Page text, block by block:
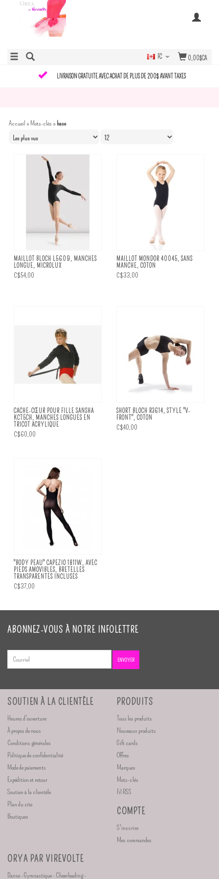
0,00$CA
FC
LIVRAISON GRATUITE AVEC ACHAT DE PLUS DE 200$ AVANT TAXES
Accueil »Mots-clés » base
MAILLOT BLOCH L5609, MANCHES
LONGUE, MICROLUX
C$54,00
MAILLOT MONDOR 40045, SANS
MANCHE, COTON
C$33,00
CACHE-CŒUR POUR FILLE SANSHA
KCT5CH, MANCHES LONGUES EN
TRICOT ACRYLIQUE
C$60,00
SHORT BLOCH R3614, STYLE "V-
FRONT", COTON
C$40,00
"BODY PEAU" CAPEZIO 1811W, AVEC
PIEDS AMOVIBLES, BRETELLES
TRANSPARENTES INCLUSES
C$37,00
ABONNEZ-VOUS À NOTRE INFOLETTRE
ENVOYER
SOUTIEN À LA CLIENTÈLE
Heures d'ouverture
À propos de nous
Conditions générales
Politique de confidentialité
Mode de paiements
Expédition et retour
Soutien à la clientèle
Plan du site
Boutiques
PRODUITS
Tous les produits
Nouveaux produits
Gift cards
Offres
Marques
Mots-clés
Fil RSS
COMPTE
S'inscrire
Mes commandes
ORYA PAR VIREVOLTE
Danse - Gymnastique - Cheerleading -